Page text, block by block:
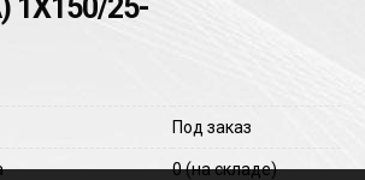
1Х150/25-
Под заказ
0(на складе)